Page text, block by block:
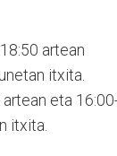
artean
itxita.
eta
itxita.